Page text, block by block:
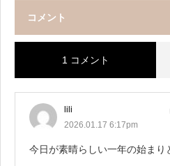
コメント
1 コメント
lili
2026.01.17 6:17pm
今日が素晴らしい一年の始まり